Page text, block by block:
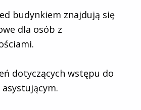
budynkiem znajdują się
dla osób z
dotyczących wstępu do